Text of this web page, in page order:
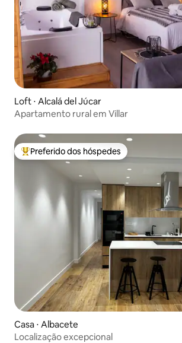
Loft ⋅ Alcalá del Júcar
Apartamento rural em Villar
Entre os melhores preferidos dos hóspedes
Preferido dos hóspedes
Casa ⋅ Albacete
Localização excepcional